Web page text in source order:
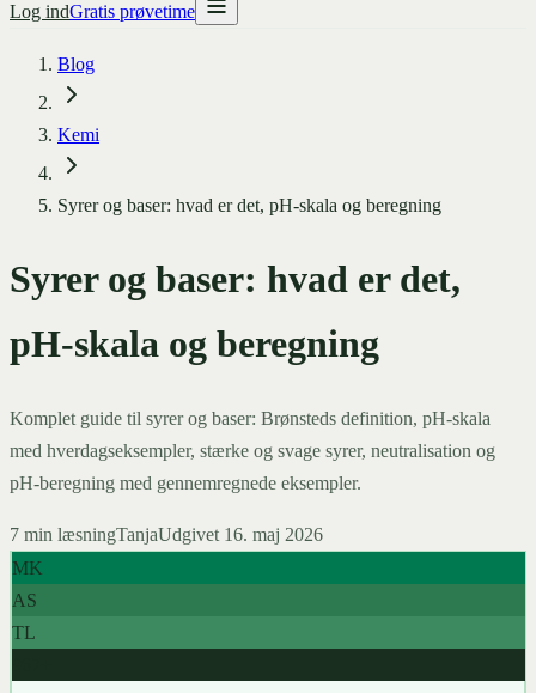
Log indGratis prøvetime
Blog
Kemi
Syrer og baser: hvad er det, pH-skala og beregning
Syrer og baser: hvad er det,
pH-skala og beregning
Komplet guide til syrer og baser: Brønsteds definition, pH-skala
med hverdagseksempler, stærke og svage syrer, neutralisation og
pH-beregning med gennemregnede eksempler.
7 min læsningTanjaUdgivet 16. maj 2026
MK
AS
TL